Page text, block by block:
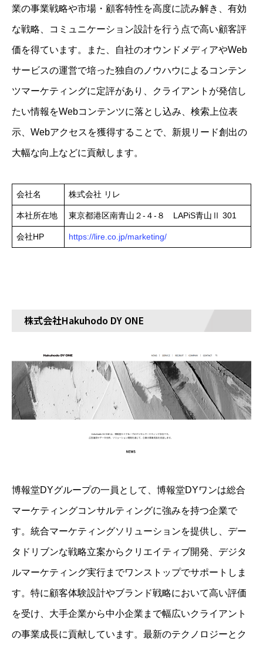
業の事業戦略や市場・顧客特性を高度に読み解き、有効
な戦略、コミュニケーション設計を行う点で高い顧客評
価を得ています。また、自社のオウンドメディアやWeb
サービスの運営で培った独自のノウハウによるコンテン
ツマーケティングに定評があり、クライアントが発信し
たい情報をWebコンテンツに落とし込み、検索上位表
示、Webアクセスを獲得することで、新規リード創出の
大幅な向上などに貢献します。
会社名 株式会社 リレ
本社所在地 東京都港区南青山２-４-８ LAPiS青山Ⅱ 301
会社HP https://lire.co.jp/marketing/
株式会社Hakuhodo DY ONE
博報堂DYグループの一員として、博報堂DYワンは総合
マーケティングコンサルティングに強みを持つ企業で
す。統合マーケティングソリューションを提供し、デー
タドリブンな戦略立案からクリエイティブ開発、デジタ
ルマーケティング実行までワンストップでサポートしま
す。特に顧客体験設計やブランド戦略において高い評価
を受け、大手企業から中小企業まで幅広いクライアント
の事業成長に貢献しています。最新のテクノロジーとク